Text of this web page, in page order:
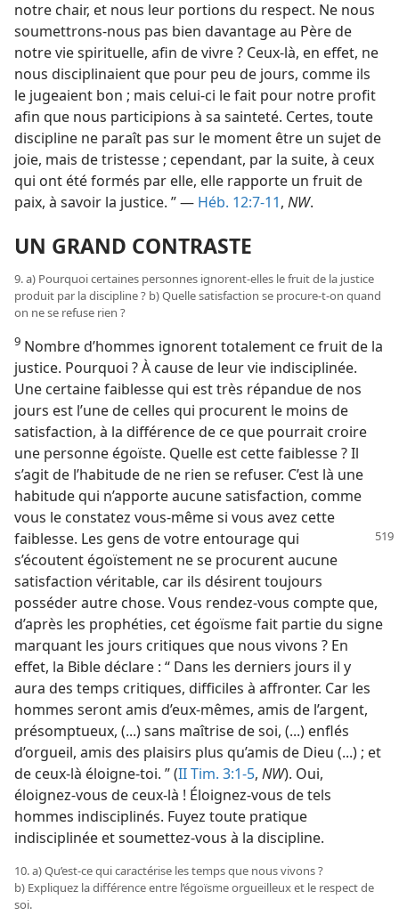
notre chair, et nous leur portions du respect. Ne nous
soumettrons-​nous pas bien davantage au Père de
notre vie spirituelle, afin de vivre ? Ceux-là, en effet, ne
nous disciplinaient que pour peu de jours, comme ils
le jugeaient bon ; mais celui-ci le fait pour notre profit
afin que nous participions à sa sainteté. Certes, toute
discipline ne paraît pas sur le moment être un sujet de
joie, mais de tristesse ; cependant, par la suite, à ceux
qui ont été formés par elle, elle rapporte un fruit de
paix, à savoir la justice. ” — Héb. 12:7-11, NW.
UN GRAND CONTRASTE
9. a) Pourquoi certaines personnes ignorent-​elles le fruit de la justice
produit par la discipline ? b) Quelle satisfaction se procure-​t-​on quand
on ne se refuse rien ?
9 Nombre d’hommes ignorent totalement ce fruit de la
justice. Pourquoi ? À cause de leur vie indisciplinée.
Une certaine faiblesse qui est très répandue de nos
jours est l’une de celles qui procurent le moins de
satisfaction, à la différence de ce que pourrait croire
une personne égoïste. Quelle est cette faiblesse ? Il
s’agit de l’habitude de ne rien se refuser. C’est là une
habitude qui n’apporte aucune satisfaction, comme
vous le constatez vous-​même si vous avez cette
faiblesse. Les gens devotre entourage qui
s’écoutent égoïstement ne se procurent aucune
satisfaction véritable, car ils désirent toujours
posséder autre chose. Vous rendez-vous compte que,
d’après les prophéties, cet égoïsme fait partie du signe
marquant les jours critiques que nous vivons ? En
effet, la Bible déclare : “ Dans les derniers jours il y
aura des temps critiques, difficiles à affronter. Car les
hommes seront amis d’eux-​mêmes, amis de l’argent,
présomptueux, (...) sans maîtrise de soi, (...) enflés
d’orgueil, amis des plaisirs plus qu’amis de Dieu (...) ; et
de ceux-là éloigne-​toi. ” (II Tim. 3:1-5, NW). Oui,
éloignez-​vous de ceux-là ! Éloignez-​vous de tels
hommes indisciplinés. Fuyez toute pratique
indisciplinée et soumettez-​vous à la discipline.
10. a) Qu’est-​ce qui caractérise les temps que nous vivons ?
b) Expliquez la différence entre l’égoïsme orgueilleux et le respect de
soi.